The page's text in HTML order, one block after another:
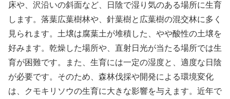
床や、沢沿いの斜面など、日陰で湿り気のある場所に生育
します。落葉広葉樹林や、針葉樹と広葉樹の混交林に多く
見られます。土壌は腐葉土が堆積した、やや酸性の土壌を
好みます。乾燥した場所や、直射日光が当たる場所では生
育が困難です。また、生育には一定の湿度と、適度な日陰
が必要です。そのため、森林伐採や開発による環境変化
は、クモキリソウの生育に大きな影響を与えます。近年で